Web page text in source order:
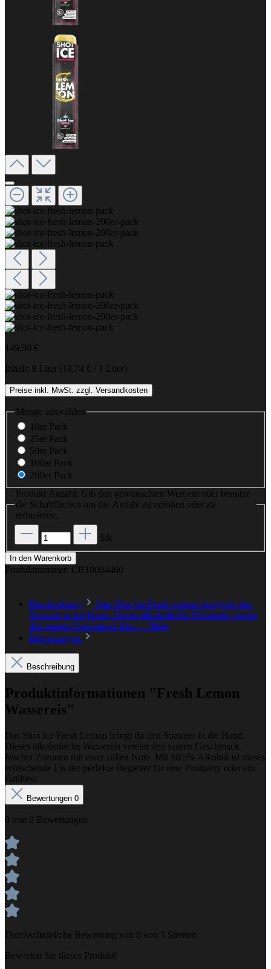
149,90 €
Inhalt: 8 Liter (18,74 € / 1 Liter)
Preise inkl. MwSt. zzgl. Versandkosten
Menge auswählen
10er Pack
25er Pack
50er Pack
100er Pack
200er Pack
Produkt Anzahl: Gib den gewünschten Wert ein oder benutze
die Schaltflächen um die Anzahl zu erhöhen oder zu
reduzieren.
Stk
In den Warenkorb
Produktnummer: CB10004460
Beschreibung
Das Shot Ice Fresh Lemon bringt dir den
Sommer in die Hand. Dieses alkoholische Wassereis vereint
den sauren Geschmack frisc… Mehr
Bewertungen
Beschreibung
Produktinformationen "Fresh Lemon
Wassereis"
Das Shot Ice Fresh Lemon bringt dir den Sommer in die Hand.
Dieses alkoholische Wassereis vereint den sauren Geschmack
frischer Zitronen mit einer süßen Note. Mit 10,5% Alkohol ist dieses
erfrischende Eis der perfekte Begleiter für eine Poolparty oder ein
Grillfest.
Bewertungen 0
0 von 0 Bewertungen
Durchschnittliche Bewertung von 0 von 5 Sternen
Bewerten Sie dieses Produkt!